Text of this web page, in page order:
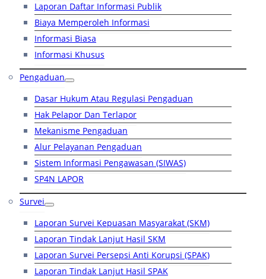
Laporan Daftar Informasi Publik
Biaya Memperoleh Informasi
Informasi Biasa
Informasi Khusus
Pengaduan
Dasar Hukum Atau Regulasi Pengaduan
Hak Pelapor Dan Terlapor
Mekanisme Pengaduan
Alur Pelayanan Pengaduan
Sistem Informasi Pengawasan (SIWAS)
SP4N LAPOR
Survei
Laporan Survei Kepuasan Masyarakat (SKM)
Laporan Tindak Lanjut Hasil SKM
Laporan Survei Persepsi Anti Korupsi (SPAK)
Laporan Tindak Lanjut Hasil SPAK